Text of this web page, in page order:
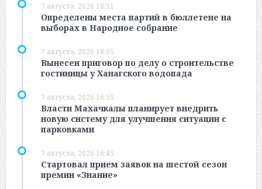
7 августа, 2026 18:51
Определены места партий в бюллетене на
выборах в Народное собрание
7 августа, 2026 18:05
Вынесен приговор по делу о строительстве
гостиницы у Ханагского водопада
7 августа, 2026 16:55
Власти Махачкалы планирует внедрить
новую систему для улучшения ситуации с
парковками
7 августа, 2026 16:45
Стартовал прием заявок на шестой сезон
премии «Знание»